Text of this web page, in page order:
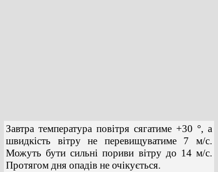
Завтра температура повітря сягатиме +30 °, а
швидкість вітру не перевищуватиме 7 м/с.
Можуть бути сильні пориви вітру до 14 м/с.
Протягом дня опадів не очікується.